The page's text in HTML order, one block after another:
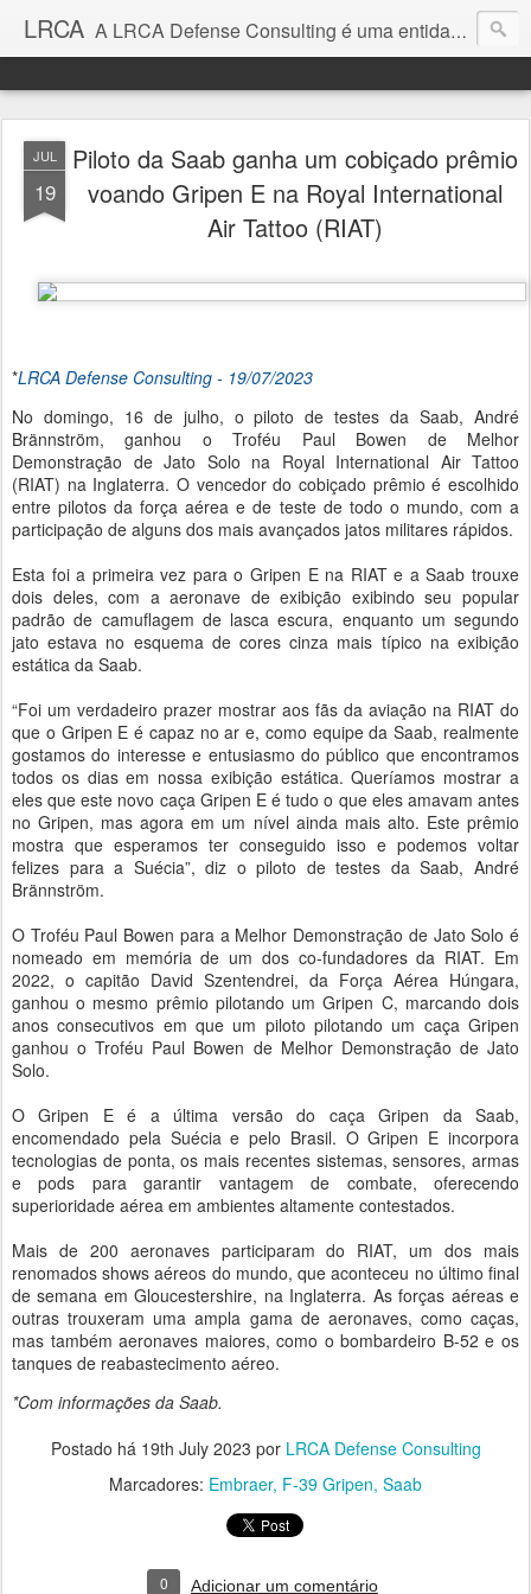
LRCA A LRCA Defense Consulting é uma entidade sem fins lucrativos que se dedica a produzir e divulgar notícias e análises sobre as Empresas de Defesa. Não somos jornalistas e nem este é um blog jornalístico.
JUL
19
Piloto da Saab ganha um cobiçado prêmio
voando Gripen E na Royal International
Air Tattoo (RIAT)
*LRCA Defense Consulting - 19/07/2023
No domingo, 16 de julho, o piloto de testes da Saab, André
Brännström, ganhou o Troféu Paul Bowen de Melhor
Demonstração de Jato Solo na Royal International Air Tattoo
(RIAT) na Inglaterra. O vencedor do cobiçado prêmio é escolhido
entre pilotos da força aérea e de teste de todo o mundo, com a
participação de alguns dos mais avançados jatos militares rápidos.
Esta foi a primeira vez para o Gripen E na RIAT e a Saab trouxe
dois deles, com a aeronave de exibição exibindo seu popular
padrão de camuflagem de lasca escura, enquanto um segundo
jato estava no esquema de cores cinza mais típico na exibição
estática da Saab.
“Foi um verdadeiro prazer mostrar aos fãs da aviação na RIAT do
que o Gripen E é capaz no ar e, como equipe da Saab, realmente
gostamos do interesse e entusiasmo do público que encontramos
todos os dias em nossa exibição estática. Queríamos mostrar a
eles que este novo caça Gripen E é tudo o que eles amavam antes
no Gripen, mas agora em um nível ainda mais alto. Este prêmio
mostra que esperamos ter conseguido isso e podemos voltar
felizes para a Suécia”, diz o piloto de testes da Saab, André
Brännström.
O Troféu Paul Bowen para a Melhor Demonstração de Jato Solo é
nomeado em memória de um dos co-fundadores da RIAT. Em
2022, o capitão David Szentendrei, da Força Aérea Húngara,
ganhou o mesmo prêmio pilotando um Gripen C, marcando dois
anos consecutivos em que um piloto pilotando um caça Gripen
ganhou o Troféu Paul Bowen de Melhor Demonstração de Jato
Solo.
O Gripen E é a última versão do caça Gripen da Saab,
encomendado pela Suécia e pelo Brasil. O Gripen E incorpora
tecnologias de ponta, os mais recentes sistemas, sensores, armas
e pods para garantir vantagem de combate, oferecendo
superioridade aérea em ambientes altamente contestados.
Mais de 200 aeronaves participaram do RIAT, um dos mais
renomados shows aéreos do mundo, que aconteceu no último final
de semana em Gloucestershire, na Inglaterra. As forças aéreas e
outras trouxeram uma ampla gama de aeronaves, como caças,
mas também aeronaves maiores, como o bombardeiro B-52 e os
tanques de reabastecimento aéreo.
*Com informações da Saab.
Postado há 19th July 2023 por LRCA Defense Consulting
Marcadores: Embraer F-39 Gripen Saab
0 Adicionar um comentário